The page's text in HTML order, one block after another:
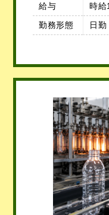
給与
時給
勤務形態
日勤